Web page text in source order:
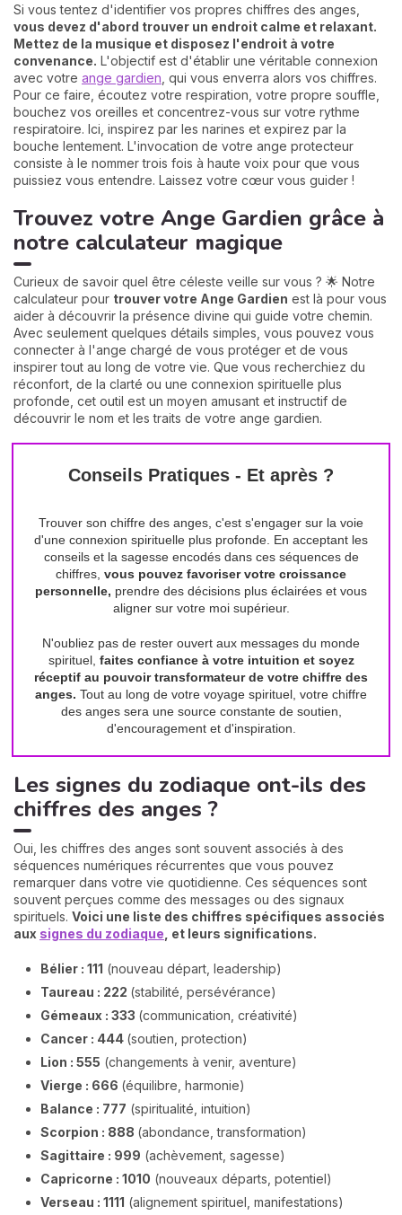
Si vous tentez d'identifier vos propres chiffres des anges,
vous devez d'abord trouver un endroit calme et relaxant.
Mettez de la musique et disposez l'endroit à votre
convenance. L'objectif est d'établir une véritable connexion
avec votre ange gardien , qui vous enverra alors vos chiffres.
Pour ce faire, écoutez votre respiration, votre propre souffle,
bouchez vos oreilles et concentrez-vous sur votre rythme
respiratoire. Ici, inspirez par les narines et expirez par la
bouche lentement. L'invocation de votre ange protecteur
consiste à le nommer trois fois à haute voix pour que vous
puissiez vous entendre. Laissez votre cœur vous guider !
Trouvez votre Ange Gardien grâce à
notre calculateur magique
Curieux de savoir quel être céleste veille sur vous ? 🌟 Notre
calculateur pour trouver votre Ange Gardien est là pour vous
aider à découvrir la présence divine qui guide votre chemin.
Avec seulement quelques détails simples, vous pouvez vous
connecter à l'ange chargé de vous protéger et de vous
inspirer tout au long de votre vie. Que vous recherchiez du
réconfort, de la clarté ou une connexion spirituelle plus
profonde, cet outil est un moyen amusant et instructif de
découvrir le nom et les traits de votre ange gardien.
Conseils Pratiques - Et après ?
Trouver son chiffre des anges, c'est s'engager sur la voie
d'une connexion spirituelle plus profonde. En acceptant les
conseils et la sagesse encodés dans ces séquences de
chiffres, vous pouvez favoriser votre croissance
personnelle, prendre des décisions plus éclairées et vous
aligner sur votre moi supérieur.
N'oubliez pas de rester ouvert aux messages du monde
spirituel, faites confiance à votre intuition et soyez
réceptif au pouvoir transformateur de votre chiffre des
anges. Tout au long de votre voyage spirituel, votre chiffre
des anges sera une source constante de soutien,
d'encouragement et d'inspiration.
Les signes du zodiaque ont-ils des
chiffres des anges ?
Oui, les chiffres des anges sont souvent associés à des
séquences numériques récurrentes que vous pouvez
remarquer dans votre vie quotidienne. Ces séquences sont
souvent perçues comme des messages ou des signaux
spirituels. Voici une liste des chiffres spécifiques associés
aux signes du zodiaque , et leurs significations.
Bélier : 111 (nouveau départ, leadership)
Taureau : 222 (stabilité, persévérance)
Gémeaux : 333 (communication, créativité)
Cancer : 444 (soutien, protection)
Lion : 555 (changements à venir, aventure)
Vierge : 666 (équilibre, harmonie)
Balance : 777 (spiritualité, intuition)
Scorpion : 888 (abondance, transformation)
Sagittaire : 999 (achèvement, sagesse)
Capricorne : 1010 (nouveaux départs, potentiel)
Verseau : 1111 (alignement spirituel, manifestations)